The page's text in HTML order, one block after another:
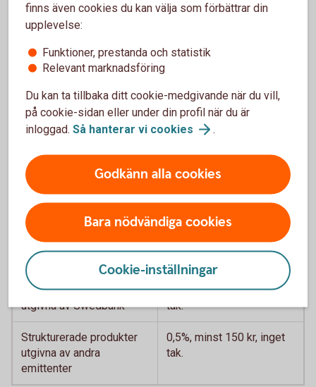
Certifikat, Warranter och Räntebevis
Typ
Certifikat, Warranter och
Räntebevis
0,5%, minst 150 kr, inget
tak.
Strukturerade produkter
Typ
Strukturerade produkter
utgivna av Swedbank
0,5%, minst 150 kr, inget
tak.
Strukturerade produkter
utgivna av andra
emittenter
0,5%, minst 150 kr, inget
tak.
finns även cookies du kan välja som förbättrar din
upplevelse:
Funktioner, prestanda och statistik
Relevant marknadsföring
Du kan ta tillbaka ditt cookie-medgivande när du vill,
på cookie-sidan eller under din profil när du är
inloggad. Så hanterar vi cookies .
Godkänn alla cookies
Bara nödvändiga cookies
Cookie-inställningar